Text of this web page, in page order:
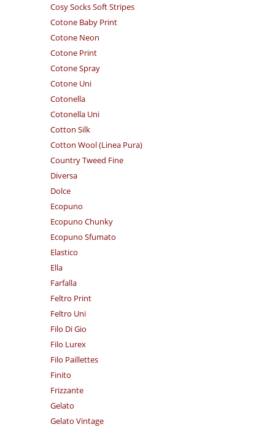
Cosy Socks Soft Stripes
Cotone Baby Print
Cotone Neon
Cotone Print
Cotone Spray
Cotone Uni
Cotonella
Cotonella Uni
Cotton Silk
Cotton Wool (Linea Pura)
Country Tweed Fine
Diversa
Dolce
Ecopuno
Ecopuno Chunky
Ecopuno Sfumato
Elastico
Ella
Farfalla
Feltro Print
Feltro Uni
Filo Di Gio
Filo Lurex
Filo Paillettes
Finito
Frizzante
Gelato
Gelato Vintage